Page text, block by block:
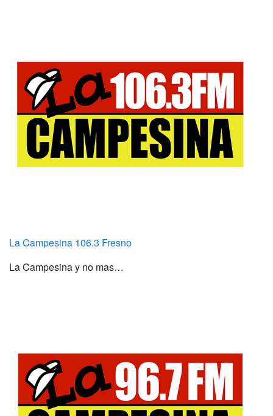
La Campesina 106.3 Fresno
La Campesina y no mas…